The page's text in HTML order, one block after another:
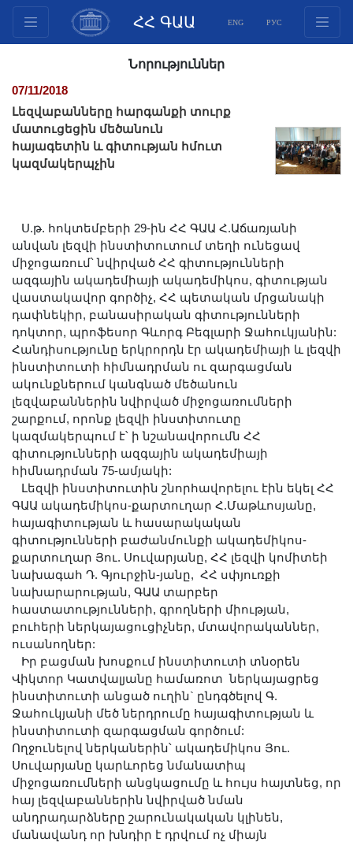
ՀՀ ԳԱԱ ENG РУС
Փաստաթղթեր
Ինովացիոն առաջարկներ
Հրատարակություններ
Մրցույթներ
Միջազգային
համագործակցություն
Երիտասարդական
ծրագրեր
Լուսանկարներ
Տեսադարան
Վեբ ռեսուրսներ
Այլ ակադեմիաներ
«Գիտություն» թերթ
«Գիտության աշխարհում»
հանդես
Հրապարակումներ
մամուլում
Ազդեր
Հոբելյաններ
Համալսարաններ
Նորություններ
Գիտական արդյունքներ
Սփյուռքի գիտնականները
Երիտասարդ գիտնականի
ամբիոն
Մեր երախտավորները
Հայտարարություններ
Կայքի քարտեզ
Որոնում
Նորություններ
07/11/2018
Լեզվաբանները հարգանքի տուրք
մատուցեցին մեծանուն
հայագետին և գիտության հմուտ
կազմակերպչին
Ս.թ. հոկտեմբերի 29-ին ՀՀ ԳԱԱ Հ.Աճառյանի
անվան լեզվի ինստիտուտում տեղի ունեցավ
միջոցառում՝ նվիրված ՀՀ գիտությունների
ազգային ակադեմիայի ակադեմիկոս, գիտության
վաստակավոր գործիչ, ՀՀ պետական մրցանակի
դափնեկիր, բանասիրական գիտությունների
դոկտոր, պրոֆեսոր Գևորգ Բեգլարի Ջահուկյանին:
Հանդիսությունը երկրորդն էր ակադեմիայի և լեզվի
ինստիտուտի հիմնադրման ու զարգացման
ակունքներում կանգնած մեծանուն
լեզվաբաններին նվիրված միջոցառումների
շարքում, որոնք լեզվի ինստիտուտը
կազմակերպում է՝ ի նշանավորումն ՀՀ
գիտությունների ազգային ակադեմիայի
հիմնադրման 75-ամյակի:
Լեզվի ինստիտուտին շնորհավորելու էին եկել ՀՀ
ԳԱԱ ակադեմիկոս-քարտուղար Հ.Մաթևոսյանը,
հայագիտության և հասարակական
գիտությունների բաժանմունքի ակադեմիկոս-
քարտուղար Յու. Սուվարյանը, ՀՀ լեզվի կոմիտեի
նախագահ Դ. Գյուրջին-յանը, ՀՀ սփյուռքի
նախարարության, ԳԱԱ տարբեր
հաստատությունների, գրողների միության,
բուհերի ներկայացուցիչներ, մտավորականներ,
ուսանողներ:
Իր բացման խոսքում ինստիտուտի տնօրեն
Վիկտոր Կատվալյանը համառոտ ներկայացրեց
ինստիտուտի անցած ուղին` ընդգծելով Գ.
Ջահուկյանի մեծ ներդրումը հայագիտության և
ինստիտուտի զարգացման գործում:
Ողջունելով ներկաներին՝ ակադեմիկոս Յու.
Սուվարյանը կարևորեց նմանատիպ
միջոցառումների անցկացումը և հույս հայտնեց, որ
հայ լեզվաբաններին նվիրված նման
անդրադարձները շարունակական կլինեն,
մանավանդ որ խնդիր է դրվում ոչ միայն